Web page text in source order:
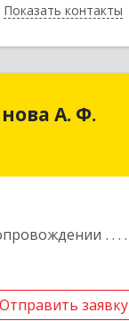
Показать контакты
Назад
А. Ф.
Отправить заявку
Отправить заявку